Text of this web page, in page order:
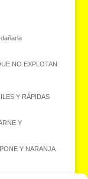
NO EXPLOTAN
Y RÁPIDAS
Y
Y NARANJA